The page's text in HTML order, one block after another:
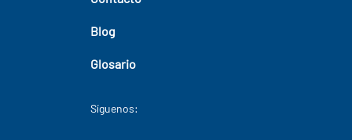
Blog
Glosario
Síguenos: